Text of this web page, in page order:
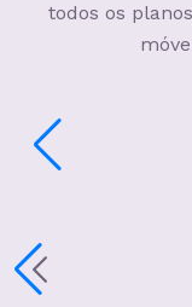
todos os